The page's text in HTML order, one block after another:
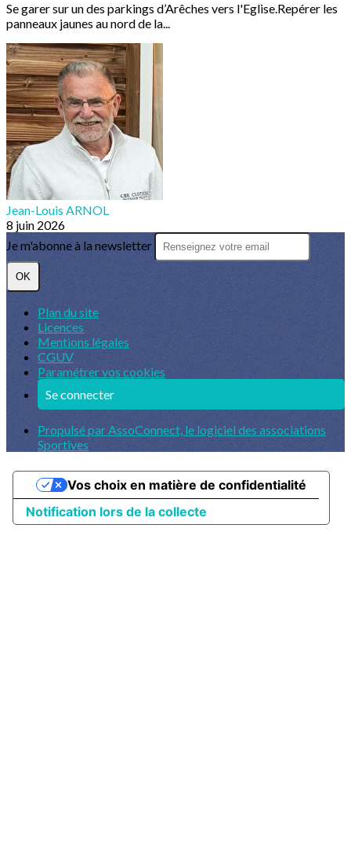
Se garer sur un des parkings d’Arêches vers l'Eglise.Repérer les
panneaux jaunes au nord de la...
Jean-Louis ARNOL
8 juin 2026
Je m'abonne à la newsletter
OK
Plan du site
Licences
Mentions légales
CGUV
Paramétrer vos cookies
Se connecter
Propulsé par AssoConnect, le logiciel des associations
Sportives
Notification lors de la collecte
Vos choix en matière de confidentialité